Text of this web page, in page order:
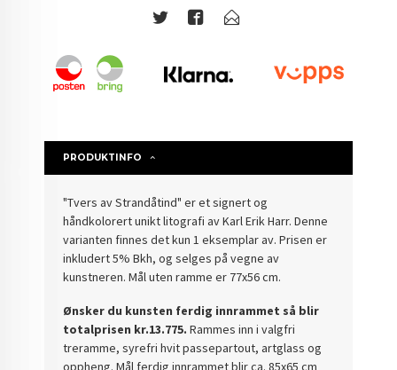
PRODUKTINFO
"Tvers av Strandåtind" er et signert og
håndkolorert unikt litografi av Karl Erik Harr. Denne
varianten finnes det kun 1 eksemplar av. Prisen er
inkludert 5% Bkh, og selges på vegne av
kunstneren. Mål uten ramme er 77x56 cm.
Ønsker du kunsten ferdig innrammet så blir
totalprisen kr.13.775.Rammes inn i valgfri
treramme, syrefri hvit passepartout, artglass og
oppheng. Mål ferdig innrammet blir ca. 85x65 cm